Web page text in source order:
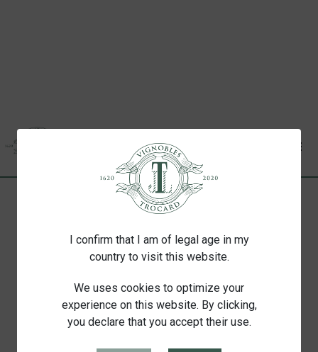
I confirm that I am of legal age in my
country to visit this website.
We uses cookies to optimize your
experience on this website. By clicking,
you declare that you accept their use.

Expédition de votre colis
Les colis sont généralement expédiés dans un
délai de 2 à 5 jours ouvrés après réception du
paiement.